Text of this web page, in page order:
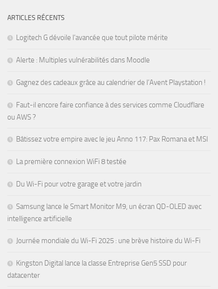
ARTICLES RÉCENTS
Logitech G dévoile l’avancée que tout pilote mérite
Alerte : Multiples vulnérabilités dans Moodle
Gagnez des cadeaux grâce au calendrier de l’Avent Playstation !
Faut-il encore faire confiance à des services comme Cloudflare
ou AWS ?
Bâtissez votre empire avec le jeu Anno 117: Pax Romana et MSI
La première connexion WiFi 8 testée
Du Wi-Fi pour votre garage et votre jardin
Samsung lance le Smart Monitor M9, un écran QD-OLED avec
intelligence artificielle
Journée mondiale du Wi-Fi 2025 : une brève histoire du Wi-Fi
Kingston Digital lance la classe Entreprise Gen5 SSD pour
datacenter